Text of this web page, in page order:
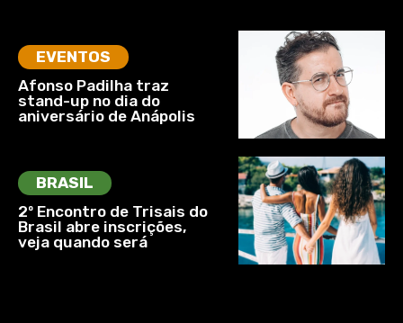
EVENTOS
Afonso Padilha traz
stand-up no dia do
aniversário de Anápolis
BRASIL
2º Encontro de Trisais do
Brasil abre inscrições,
veja quando será